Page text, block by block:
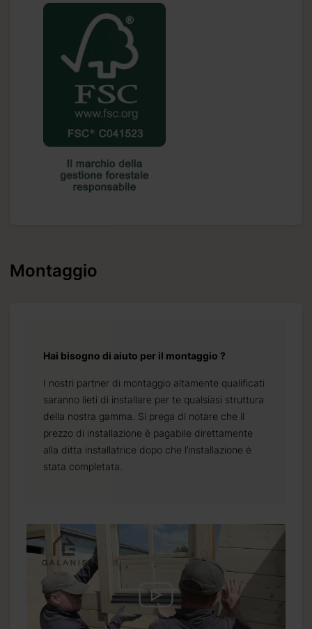
Montaggio
Hai bisogno di aiuto per il montaggio ?
I nostri partner di montaggio altamente qualificati
saranno lieti di installare per te qualsiasi struttura
della nostra gamma. Si prega di notare che il
prezzo di installazione è pagabile direttamente
alla ditta installatrice dopo che l’installazione è
stata completata.